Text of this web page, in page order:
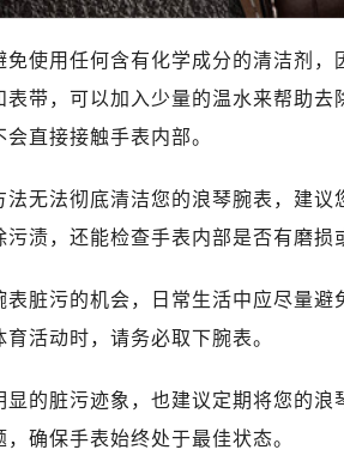
放路15号亨得利名表服务中心（品牌
区红山路26号时代广场（CCMALL）
绣路1067号置信广场10层1015室（需
民路15号国际金融大厦7层G室（需提
华五路57号万科金融中心C座12层1205
民中路139号恒隆广场写字楼1座11层
农路57号圆融广场写字楼16层1603室
放大道686号世界贸易大厦38层09室（
湖路59号地王大厦12楼1224室（需提
免使用任何含有化学成分的清洁剂
带，可以加入少量的温水来帮助
直接接触手表内部。
法无法彻底清洁您的浪琴腕表，建
渍，还能检查手表内部是否有磨损
脏污的机会，日常生活中应尽量
活动时，请务必取下腕表。
的脏污迹象，也建议定期将您的
确保手表始终处于最佳状态。